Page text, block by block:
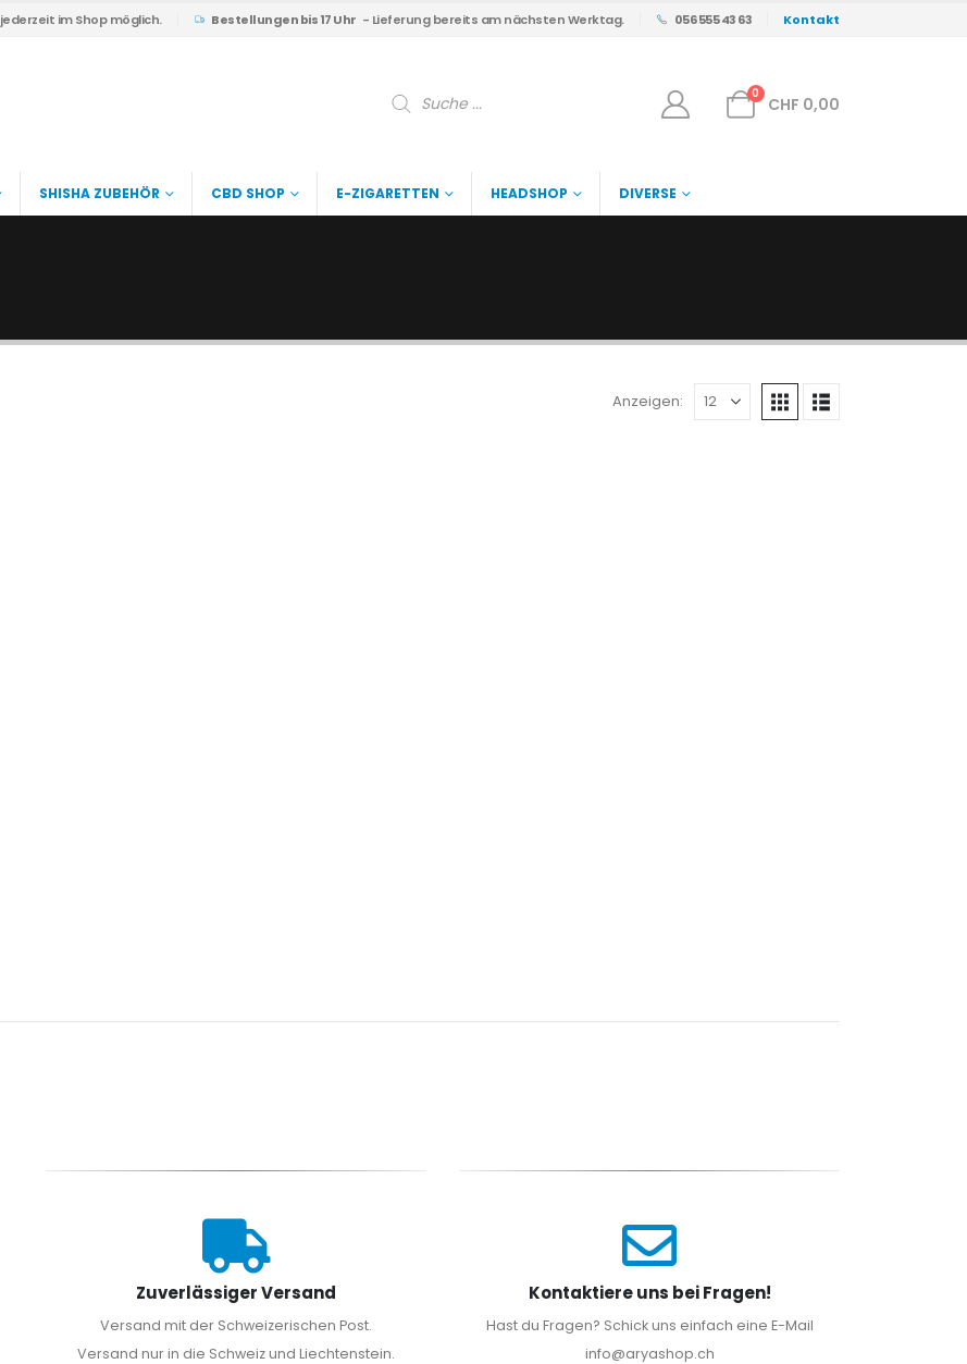
jederzeit im Shop möglich. Bestellungen bis 17 Uhr - Lieferung bereits am nächsten Werktag. 056 555 43 63 Kontakt
Products
search
0
CHF 0,00
SHISHA ZUBEHÖR CBD SHOP E-ZIGARETTEN HEADSHOP DIVERSE
Anzeigen:
Zuverlässiger Versand
Versand mit der Schweizerischen Post.
Versand nur in die Schweiz und Liechtenstein.
Kontaktiere uns bei Fragen!
Hast du Fragen? Schick uns einfach eine E-Mail
info@aryashop.ch